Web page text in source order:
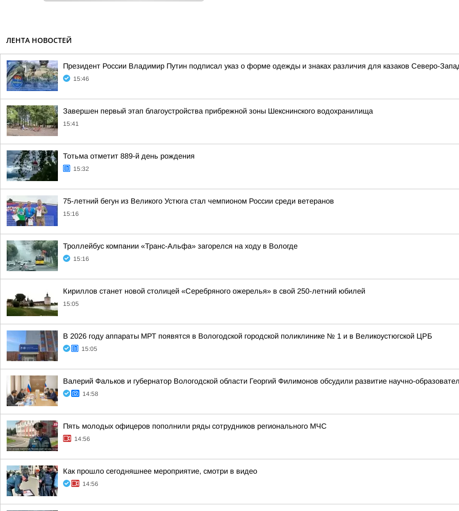
ЛЕНТА НОВОСТЕЙ
Президент России Владимир Путин подписал указ о форме одежды и знаках различия для казаков Северо-
15:46
Завершен первый этап благоустройства прибрежной зоны Шекснинского водохранилища
15:41
Тотьма отметит 889-й день рождения
15:32
75-летний бегун из Великого Устюга стал чемпионом России среди ветеранов
15:16
Троллейбус компании «Транс-Альфа» загорелся на ходу в Вологде
15:16
Кириллов станет новой столицей «Серебряного ожерелья» в свой 250-летний юбилей
15:05
В 2026 году аппараты МРТ появятся в Вологодской городской поликлинике № 1 и в Великоустюгской ЦРБ
15:05
Валерий Фальков и губернатор Вологодской области Георгий Филимонов обсудили развитие научно-
14:58
Пять молодых офицеров пополнили ряды сотрудников регионального МЧС
14:56
Как прошло сегодняшнее мероприятие, смотри в видео
14:56